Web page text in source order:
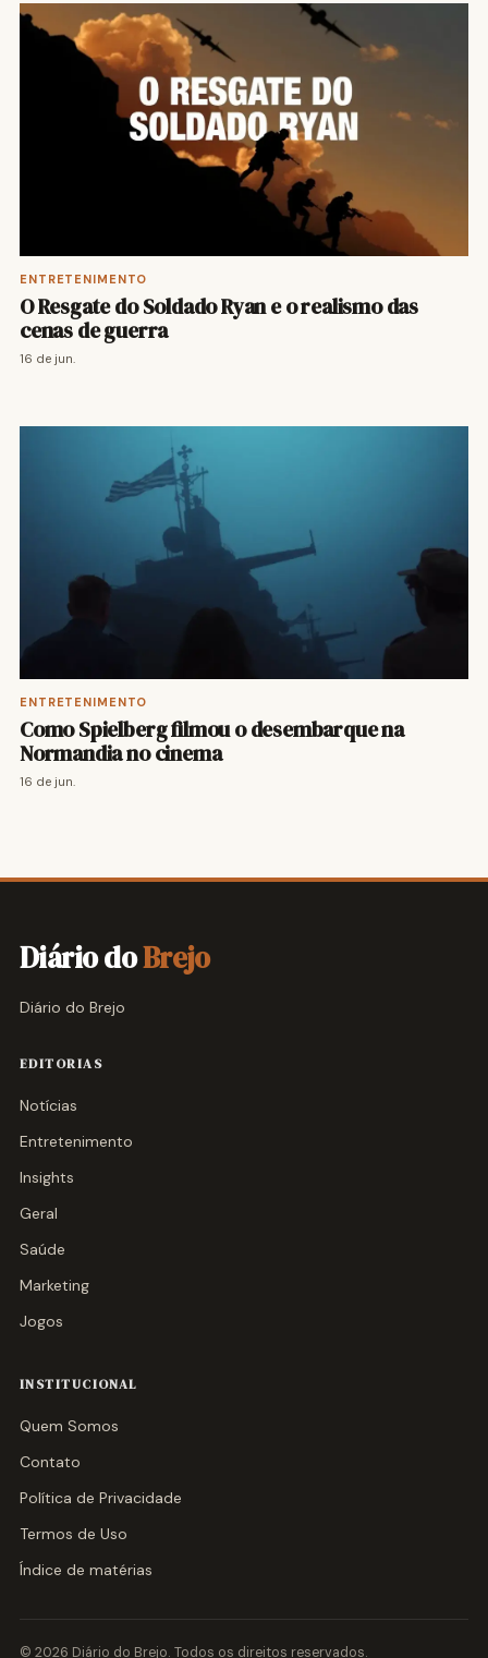
ENTRETENIMENTO
O Resgate do Soldado Ryan e o realismo das
cenas de guerra
16 de jun.
ENTRETENIMENTO
Como Spielberg filmou o desembarque na
Normandia no cinema
16 de jun.
Diário doBrejo
Diário do Brejo
EDITORIAS
Notícias
Entretenimento
Insights
Geral
Saúde
Marketing
Jogos
INSTITUCIONAL
Quem Somos
Contato
Política de Privacidade
Termos de Uso
Índice de matérias
© 2026 Diário do Brejo. Todos os direitos reservados.